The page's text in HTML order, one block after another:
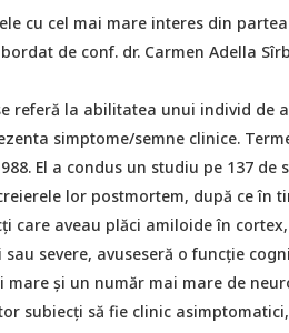
cu cel mai mare interes din
de conf. dr. Carmen Adella
referă la abilitatea unui individ de
simptome/semne clinice.
El a condus un studiu pe 137 de
lor postmortem, după ce în
care aveau plăci amiloide în
severe, avuseseră o funcție
mare și un număr mai mare de
subiecți să fie clinic